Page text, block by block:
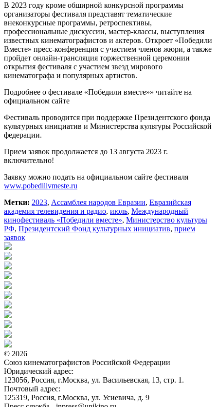
В 2023 году кроме обширной конкурсной программы
организаторы фестиваля представят тематические
внеконкурсные программы, ретроспективы,
профессиональные дискуссии, мастер-классы, выступления
известных кинематографистов и актеров. Откроет «Победили
Вместе» пресс-конференция с участием членов жюри, а также
пройдет онлайн-трансляция торжественной церемонии
открытия фестиваля с участием звезд мирового
кинематографа и популярных артистов.
Подробнее о фестивале «Победили вместе»» читайте на
официальном сайте
Фестиваль проводится при поддержке Президентского фонда
культурных инициатив и Министерства культуры Российской
федерации.
Прием заявок продолжается до 13 августа 2023 г.
включительно!
Заявку можно подать на официальном сайте фестиваля
www.pobedilivmeste.ru
Метки: 2023, Ассамблея народов Евразии, Евразийская
академия телевидения и радио, июль, Международный
кинофестиваль «Победили вместе», Министерство культуры
РФ, Президентский Фонд культурных инициатив, прием
заявок
© 2026
Союз кинематографистов Российской Федерации
Юридический адрес:
123056, Россия, г.Москва, ул. Васильевская, 13, стр. 1.
Почтовый адрес:
125319, Россия, г.Москва, ул. Усиевича, д. 9